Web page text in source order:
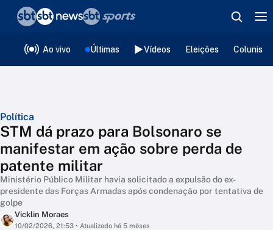
Ao vivo Últimas Vídeos Eleições
Política
STM dá prazo para Bolsonaro se
manifestar em ação sobre perda de
patente militar
Ministério Público Militar havia solicitado a expulsão do ex-
presidente das Forças Armadas após condenação por tentativa de
golpe
Vicklin Moraes
10/02/2026, 21:53 • Atualizado há 5 mêses
❮voltar
Editorias